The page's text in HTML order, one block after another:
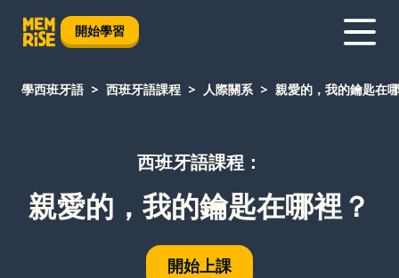
開始學習
學西班牙語 西班牙語課程 人際關系 親愛的，我的鑰匙在
西班牙語課程：
親愛的，我的鑰匙在哪裡？
開始上課